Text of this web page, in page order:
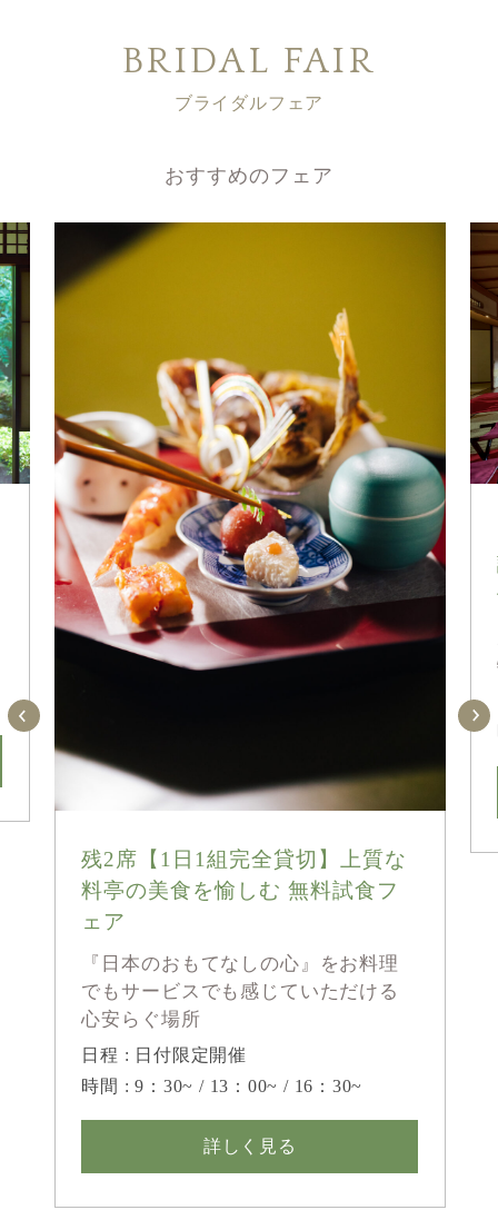
BRIDAL FAIR
ブライダルフェア
おすすめのフェア
残2席【1日1組完全貸切】上質な
料亭の美食を愉しむ 無料試食フ
ェア
『日本のおもてなしの心』をお料理
でもサービスでも感じていただける
心安らぐ場所
日程 : 日付限定開催
時間 : 9：30~ / 13：00~ / 16：30~
詳しく見る